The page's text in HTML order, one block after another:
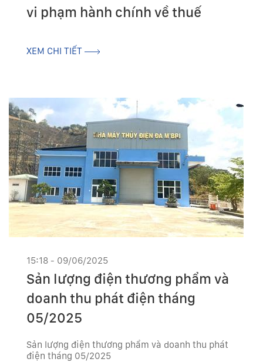
vi phạm hành chính về thuế
XEM CHI TIẾT
15:18 - 09/06/2025
Sản lượng điện thương phẩm và
doanh thu phát điện tháng
05/2025
Sản lượng điện thương phẩm và doanh thu phát
điện tháng 05/2025